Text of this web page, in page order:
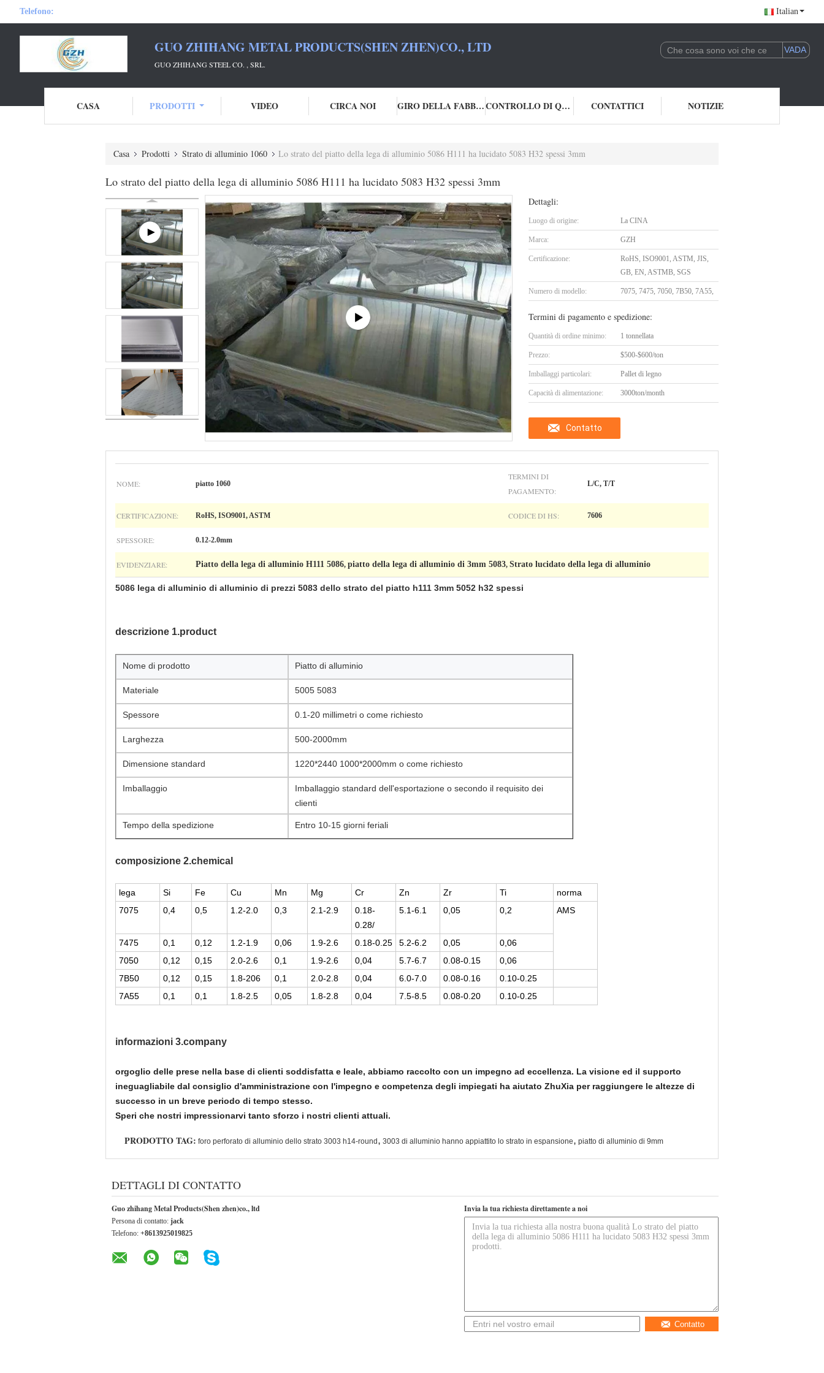
Telefono: Italian
GUO ZHIHANG METAL PRODUCTS(SHEN ZHEN)CO., LTD
GUO ZHIHANG STEEL CO. , SRL.
CASA PRODOTTI VIDEO CIRCA NOI GIRO DELLA FABBRICA CONTROLLO DI QUALITÀ CONTATTICI NOTIZIE
Casa Prodotti Strato di alluminio 1060 Lo strato del piatto della lega di alluminio 5086 H111 ha lucidato 5083 H32 spessi 3mm
Lo strato del piatto della lega di alluminio 5086 H111 ha lucidato 5083 H32 spessi 3mm
Dettagli:
Luogo di origine: La CINA
Marca: GZH
Certificazione:
RoHS, ISO9001, ASTM, JIS,
GB, EN, ASTMB, SGS
Numero di modello: 7075, 7475, 7050, 7B50, 7A55,
Termini di pagamento e spedizione:
Quantità di ordine minimo: 1 tonnellata
Prezzo: $500-$600/ton
Imballaggi particolari: Pallet di legno
Capacità di alimentazione: 3000ton/month
Contatto
NOME: piatto 1060
TERMINI DI
PAGAMENTO:
L/C, T/T
CERTIFICAZIONE: RoHS, ISO9001, ASTM CODICE DI HS: 7606
SPESSORE: 0.12-2.0mm
EVIDENZIARE: Piatto della lega di alluminio H111 5086, piatto della lega di alluminio di 3mm 5083, Strato lucidato della lega di alluminio
5086 lega di alluminio di alluminio di prezzi 5083 dello strato del piatto h111 3mm 5052 h32 spessi
descrizione 1.product
Nome di prodotto Piatto di alluminio
Materiale 5005 5083
Spessore 0.1-20 millimetri o come richiesto
Larghezza 500-2000mm
Dimensione standard 1220*2440 1000*2000mm o come richiesto
Imballaggio
Imballaggio standard dell'esportazione o secondo il requisito dei
clienti
Tempo della spedizione Entro 10-15 giorni feriali
composizione 2.chemical
lega Si Fe Cu Mn Mg Cr Zn Zr Ti
norma
7075
0,4 0,5 1.2-2.0 0,3 2.1-2.9
0.18-
0.28/
5.1-6.1 0,05 0,2 AMS
7475 0,1 0,12 1.2-1.9 0,06 1.9-2.6 0.18-0.25 5.2-6.2 0,05
0,06
7050
0,12 0,15 2.0-2.6 0,1 1.9-2.6 0,04 5.7-6.7 0.08-0.15
0,06
7B50
0,12 0,15 1.8-206 0,1 2.0-2.8 0,04 6.0-7.0 0.08-0.16
0.10-0.25
7A55
0,1 0,1 1.8-2.5 0,05 1.8-2.8 0,04 7.5-8.5 0.08-0.20 0.10-0.25
informazioni 3.company
orgoglio delle prese nella base di clienti soddisfatta e leale, abbiamo raccolto con un impegno ad eccellenza. La visione ed il supporto
ineguagliabile dal consiglio d'amministrazione con l'impegno e competenza degli impiegati ha aiutato ZhuXia per raggiungere le altezze di
successo in un breve periodo di tempo stesso.
Speri che nostri impressionarvi tanto sforzo i nostri clienti attuali.
PRODOTTO TAG: foro perforato di alluminio dello strato 3003 h14-round , 3003 di alluminio hanno appiattito lo strato in espansione, piatto di alluminio di 9mm
DETTAGLI DI CONTATTO
Guo zhihang Metal Products(Shen zhen)co., ltd
Persona di contatto: jack
Telefono: +8613925019825
Invia la tua richiesta direttamente a noi
Contatto